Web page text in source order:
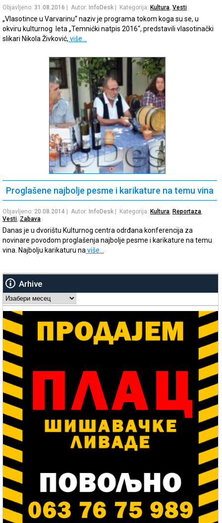
Objavljeno: 31.08.2016 | Autor: InfoDesk | Kategorija: Kultura, Vesti
„Vlasotince u Varvarinu“ naziv je programa tokom koga su se, u
okviru kulturnog leta „Temnićki natpis 2016“, predstavili vlasotinački
slikari Nikola Živković, više…
Proglašene najbolje pesme i karikature na temu vina
Objavljeno: 20.08.2014 | Autor: InfoDesk | Kategorija: Kultura, Reportaza,
Vesti, Zabava
Danas je u dvorištu Kulturnog centra odrđana konferencija za
novinare povodom proglašenja najbolje pesme i karikature na temu
vina. Najbolju karikaturu na više…
Arhive
Arhive